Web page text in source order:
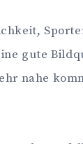
gute
nahe